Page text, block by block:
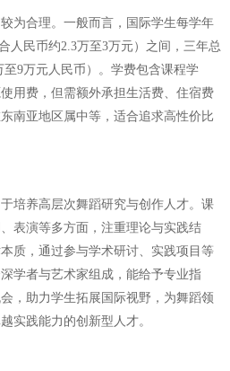
为合理。一般而言，国际学生每学年
人民币约2.3万至3万元）之间，三年总
9万元人民币）。学费包含课程学
用费，但需额外承担生活费、住宿费
南亚地区属中等，适合追求高性价比
培养高层次舞蹈研究与创作人才。课
表演等多方面，注重理论与实践结
质，通过参与学术研讨、实践项目等
学者与艺术家组成，能给予专业指
，助力学生拓展国际视野，为舞蹈领
实践能力的创新型人才。